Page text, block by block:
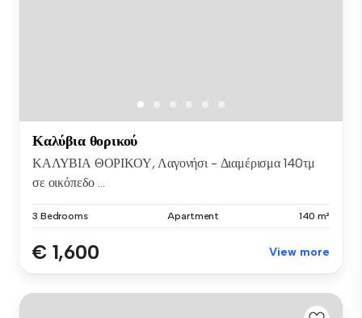
Καλύβια θορικού
ΚΑΛΥΒΙΑ ΘΟΡΙΚΟΥ, Λαγονήσι - Διαμέρισμα 140τμ
σε οικόπεδο ...
3 Bedrooms Apartment 140 m²
€ 1,600 View more